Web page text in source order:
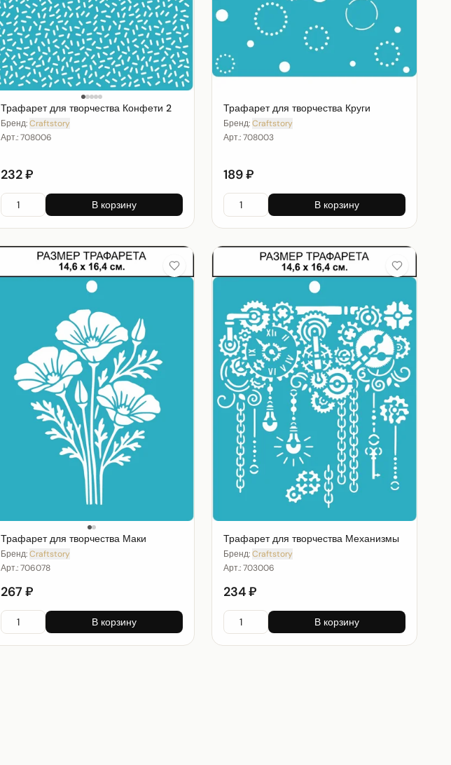
Трафарет для творчества Конфети 2
Бренд:Craftstory
Арт.:708006
232 ₽
В корзину
Трафарет для творчества Круги
Бренд:Craftstory
Арт.:708003
189 ₽
В корзину
Трафарет для творчества Маки
Бренд:Craftstory
Арт.:706078
267 ₽
В корзину
Трафарет для творчества Механизмы
Бренд:Craftstory
Арт.:703006
234 ₽
В корзину